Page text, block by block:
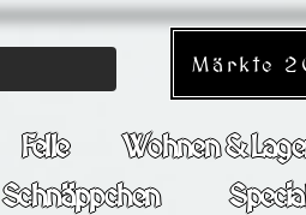
Märkte
Felle
Wohnen &
Schnäppchen